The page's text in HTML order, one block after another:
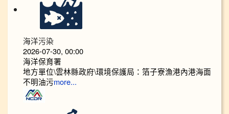
海洋污染
2026-07-30, 00:00
海洋保育署
地方單位\雲林縣政府\環境保護局：箔子寮漁港內港海面
不明油污more...